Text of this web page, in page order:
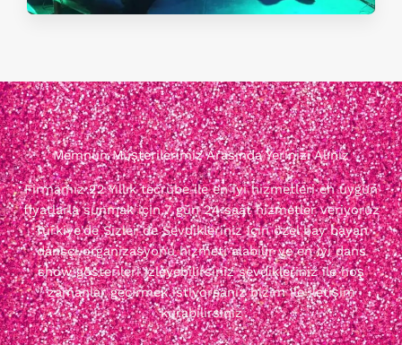
Memnun Müşterilerimiz Arasında Yerinizi Alınız
Firmamız 22 Yıllık tecrübe ile en iyi hizmetleri en uygun
fiyatlarla sunmak için 7 gün 24 saat hizmetler veriyoruz
Türkiye'de Sizler de Sevdikleriniz için özel bay bayan
dansçı organizasyonu hizmeti alabilir ve en iyi dans
show gösterileri izleyebilirsiniz sevdikleriniz ile hoş
zamanlar geçirmek istiyorsanız bizim ile iletişim
kurabilirsiniz